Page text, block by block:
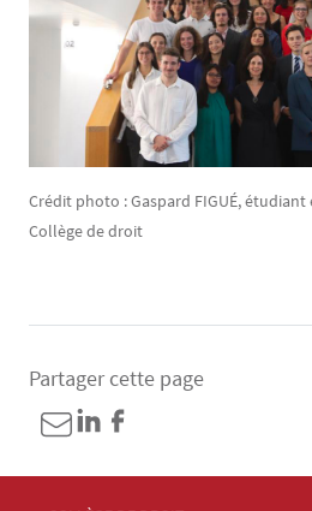
Crédit photo : Gaspard FIGUÉ,
Collège de droit
Partager cette page